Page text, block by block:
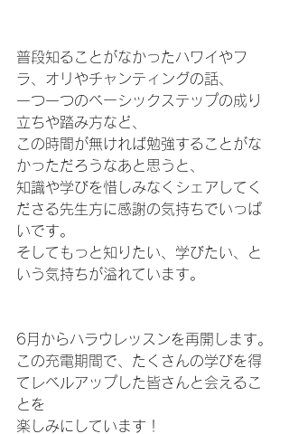
普段知ることがなかったハワイやフ
ラ、オリやチャンティングの話、
一つ一つのベーシックステップの成り
立ちや踏み方など、
この時間が無ければ勉強することがな
かっただろうなあと思うと、
知識や学びを惜しみなくシェアしてく
ださる先生方に感謝の気持ちでいっぱ
いです。
そしてもっと知りたい、学びたい、と
いう気持ちが溢れています。
6月からハラウレッスンを再開します。
この充電期間で、たくさんの学びを得
てレベルアップした皆さんと会えるこ
とを
楽しみにしています！